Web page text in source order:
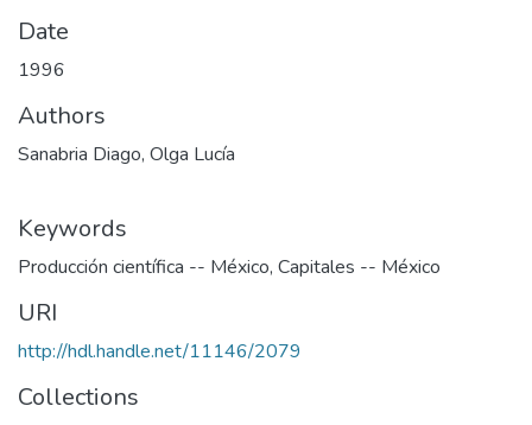
Date
1996
Authors
Sanabria Diago, Olga Lucía
Keywords
Producción científica -- México, Capitales -- México
URI
http://hdl.handle.net/11146/2079
Collections